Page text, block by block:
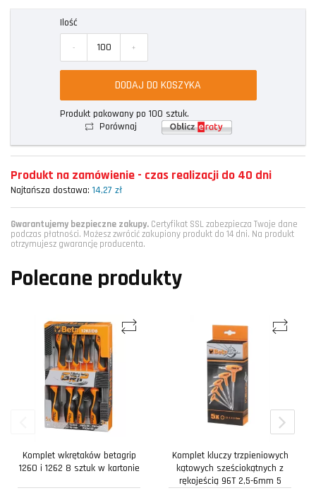
Ilość
- +
DODAJ DO KOSZYKA
Produkt pakowany po 100 sztuk.
Porównaj
Produkt na zamówienie - czas realizacji do 40 dni
Najtańsza dostawa: 14,27 zł
Gwarantujemy bezpieczne zakupy. Certyfikat SSL zabezpiecza Twoje dane
podczas płatności. Możesz zwrócić zakupiony produkt do 14 dni. Na produkt
otrzymujesz gwarancję producenta.
Polecane produkty
Komplet wkrętaków betagrip
1260 i 1262 8 sztuk w kartonie
Komplet kluczy trzpieniowych
kątowych sześciokątnych z
rękojeścią 96T 2,5-6mm 5